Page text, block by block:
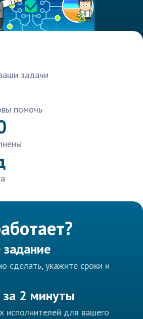
задачи
помочь
сделать, укажите сроки и
2 минуты
исполнителей для вашего